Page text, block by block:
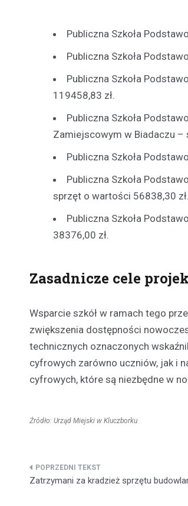
Publiczna Szkoła
Publiczna Szkoła
Publiczna Szkoła
119458,83 zł.
Publiczna Szkoła
Zamiejscowym w Biadaczu –
Publiczna Szkoła
Publiczna Szkoła
sprzęt o wartości 56838,30 zł.
Publiczna Szkoła
38376,00 zł.
Zasadnicze cele
Wsparcie szkół w ramach tego
zwiększenia dostępności
technicznych oznaczonych
cyfrowych zarówno uczniów, jak i
cyfrowych, które są niezbędne w
Źródło: Urząd Miejski w Kluczborku
Nawigacja
Zatrzymani za kradzież sprzętu